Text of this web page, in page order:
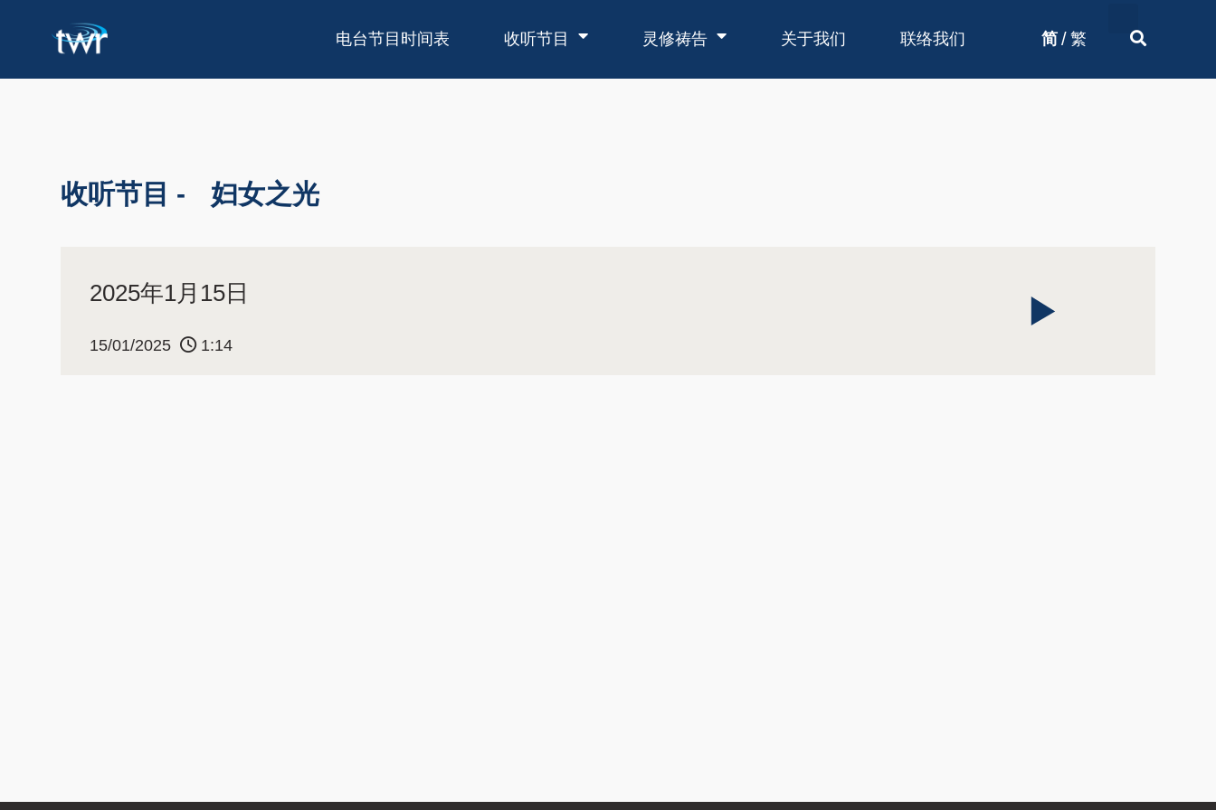
电台节目时间表 收听节目 灵修祷告 关于我们 联络我们 简 / 繁
收听节目 - 妇女之光
2025年1月15日
15/01/2025 1:14